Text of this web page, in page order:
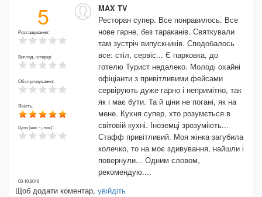
5
Розташування:
Вигляд, інтерєр:
Обслуговування:
Якість:
Ціни (вис -> низ):
MAX TV
Ресторан супер. Все понравилось. Все
нове гарне, без тараканів. Святкували
там зустріч випускників. Сподобалось
все: стіл, сервіс... Є парковка, до
готелю Турист недалеко. Молоді охайні
офіціанти з привітливими фейсами
сервірують дуже гарно і непримітно, так
як і має бути. Та й ціни не погані, як на
мене. Кухня супер, хто розумється в
світовій кухні. Іноземці зрозуміють...
Стафф привітливий. Моя жінка загубила
колечко, то на моє здивування, найшли і
повернули... Одним словом,
рекомендую....
03.10.2016
Щоб додати коментар, увійдіть